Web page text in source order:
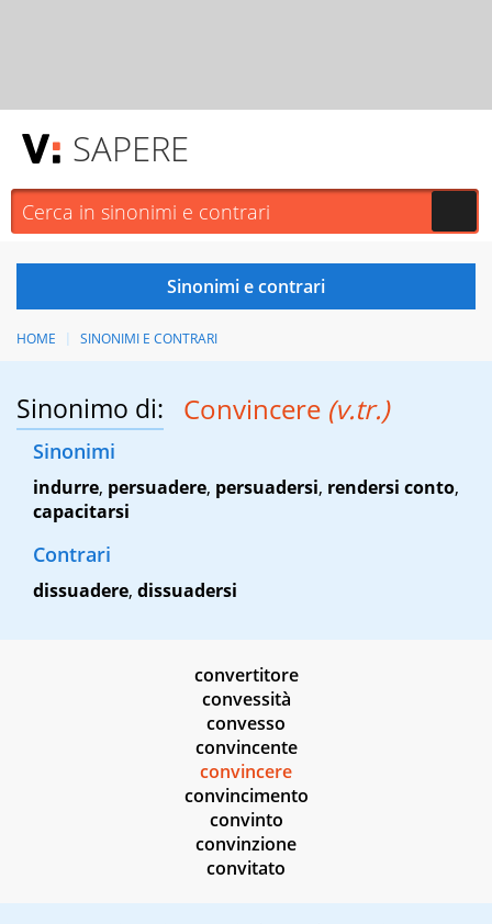
SAPERE
HOME SINONIMI E CONTRARI
Sinonimo di: Convincere (v.tr.)
Sinonimi
indurre, persuadere, persuadersi, rendersi conto,
capacitarsi
Contrari
dissuadere, dissuadersi
convertitore
convessità
convesso
convincente
convincere
convincimento
convinto
convinzione
convitato